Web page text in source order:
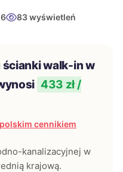
83 wyświetleń
ścianki walk-in w
433 zł /
cennikiem
kanalizacyjnej w
krajową.